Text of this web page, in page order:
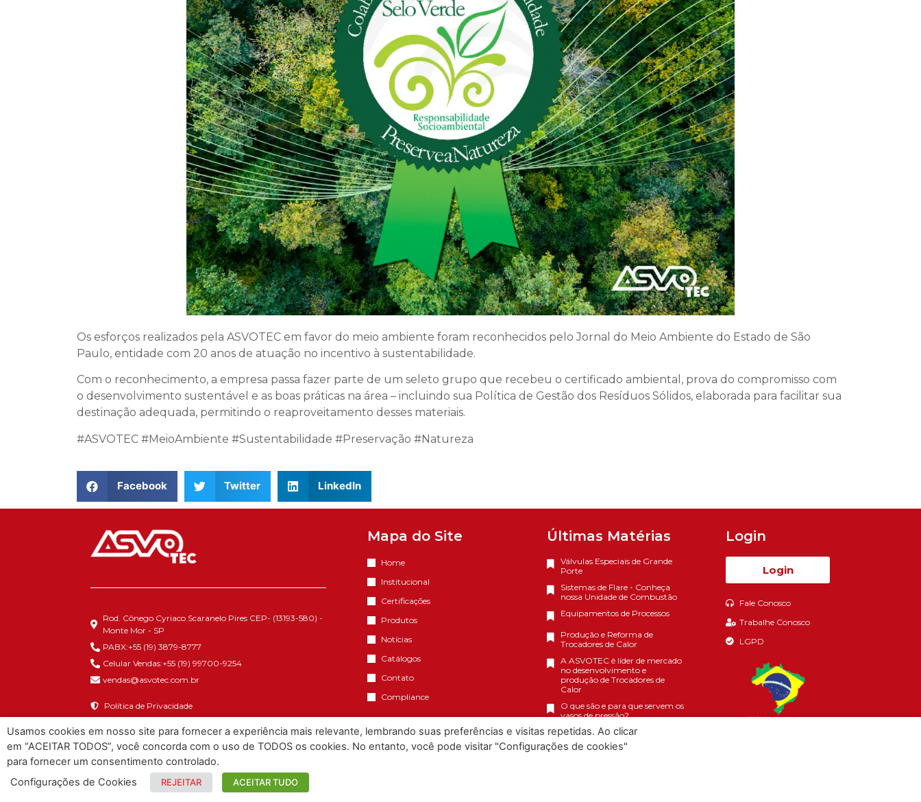
Os esforços realizados pela ASVOTEC em favor do meio ambiente foram reconhecidos pelo Jornal do Meio Ambiente do Estado de São
Paulo, entidade com 20 anos de atuação no incentivo à sustentabilidade.
Com o reconhecimento, a empresa passa fazer parte de um seleto grupo que recebeu o certificado ambiental, prova do compromisso com
o desenvolvimento sustentável e as boas práticas na área – incluindo sua Política de Gestão dos Resíduos Sólidos, elaborada para facilitar sua
destinação adequada, permitindo o reaproveitamento desses materiais.
#ASVOTEC #MeioAmbiente #Sustentabilidade #Preservação #Natureza
Facebook Twitter LinkedIn
Rod. Cônego Cyriaco Scaranelo Pires CEP- (13193-580) -
Monte Mor - SP
PABX:+55 (19) 3879-8777
Celular Vendas:+55 (19) 99700-9254
vendas@asvotec.com.br
Política de Privacidade
Mapa do Site
Home
Institucional
Certificações
Produtos
Notícias
Catálogos
Contato
Compliance
Últimas Matérias
Válvulas Especiais de Grande
Porte
Sistemas de Flare - Conheça
nossa Unidade de Combustão
Equipamentos de Processos
Produção e Reforma de
Trocadores de Calor
A ASVOTEC é líder de mercado
no desenvolvimento e
produção de Trocadores de
Calor
O que são e para que servem os
vasos de pressão?
Relatório de Transparência e
Igualdade Salarial - 1º Semestre
2026
Login
Login
Fale Conosco
Trabalhe Conosco
LGPD
Usamos cookies em nosso site para fornecer a experiência mais relevante, lembrando suas preferências e visitas repetidas. Ao clicar
em “ACEITAR TODOS”, você concorda com o uso de TODOS os cookies. No entanto, você pode visitar "Configurações de cookies"
para fornecer um consentimento controlado.
Configurações de Cookies
REJEITAR ACEITAR TUDO